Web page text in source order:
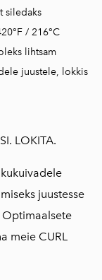
siledaks
/ 216°C
lihtsam
juustele, lokkis
LOKITA.
juustesse
Optimaalsete
meie CURL